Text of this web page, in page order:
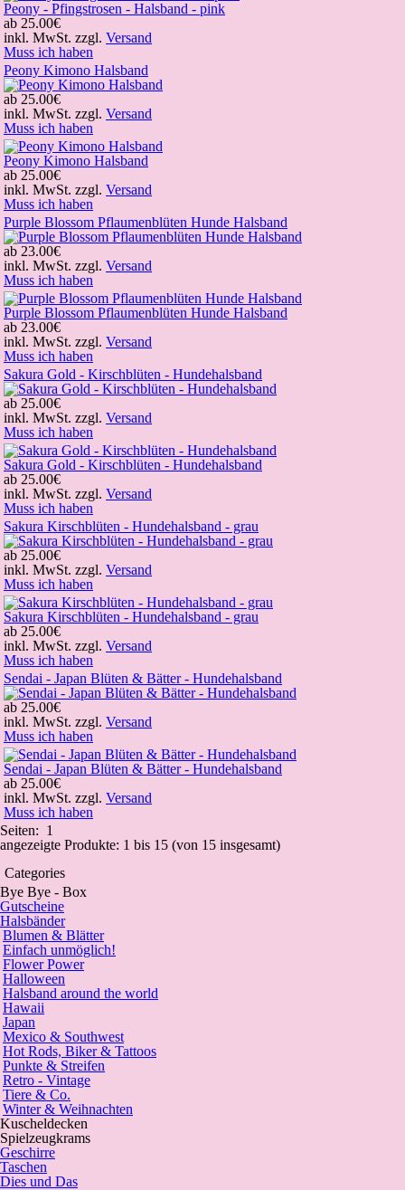
Peony - Pfingstrosen - Halsband - pink
ab 25.00€
inkl. MwSt. zzgl. Versand
Muss ich haben
Peony Kimono Halsband
ab 25.00€
inkl. MwSt. zzgl. Versand
Muss ich haben
Peony Kimono Halsband
ab 25.00€
inkl. MwSt. zzgl. Versand
Muss ich haben
Purple Blossom Pflaumenblüten Hunde Halsband
ab 23.00€
inkl. MwSt. zzgl. Versand
Muss ich haben
Purple Blossom Pflaumenblüten Hunde Halsband
ab 23.00€
inkl. MwSt. zzgl. Versand
Muss ich haben
Sakura Gold - Kirschblüten - Hundehalsband
ab 25.00€
inkl. MwSt. zzgl. Versand
Muss ich haben
Sakura Gold - Kirschblüten - Hundehalsband
ab 25.00€
inkl. MwSt. zzgl. Versand
Muss ich haben
Sakura Kirschblüten - Hundehalsband - grau
ab 25.00€
inkl. MwSt. zzgl. Versand
Muss ich haben
Sakura Kirschblüten - Hundehalsband - grau
ab 25.00€
inkl. MwSt. zzgl. Versand
Muss ich haben
Sendai - Japan Blüten & Bätter - Hundehalsband
ab 25.00€
inkl. MwSt. zzgl. Versand
Muss ich haben
Sendai - Japan Blüten & Bätter - Hundehalsband
ab 25.00€
inkl. MwSt. zzgl. Versand
Muss ich haben
Seiten: 1
angezeigte Produkte: 1 bis 15 (von 15 insgesamt)
Categories
Bye Bye - Box
Gutscheine
Halsbänder
Blumen & Blätter
Einfach unmöglich!
Flower Power
Halloween
Halsband around the world
Hawaii
Japan
Mexico & Southwest
Hot Rods, Biker & Tattoos
Punkte & Streifen
Retro - Vintage
Tiere & Co.
Winter & Weihnachten
Kuscheldecken
Spielzeugkrams
Geschirre
Taschen
Dies und Das